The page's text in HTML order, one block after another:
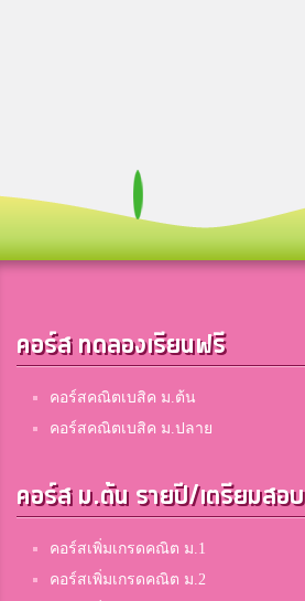
คอร์ส ทดลองเรียนฟรี
คอร์สคณิตเบสิค ม.ต้น
คอร์สคณิตเบสิค ม.ปลาย
คอร์ส ม.ต้น รายปี/เตรียมสอบ
คอร์สเพิ่มเกรดคณิต ม.1
คอร์สเพิ่มเกรดคณิต ม.2